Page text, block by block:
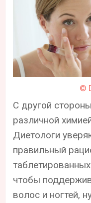
©
С другой
различной
Диетологи
правильный
чтобы
волос и ногтей,